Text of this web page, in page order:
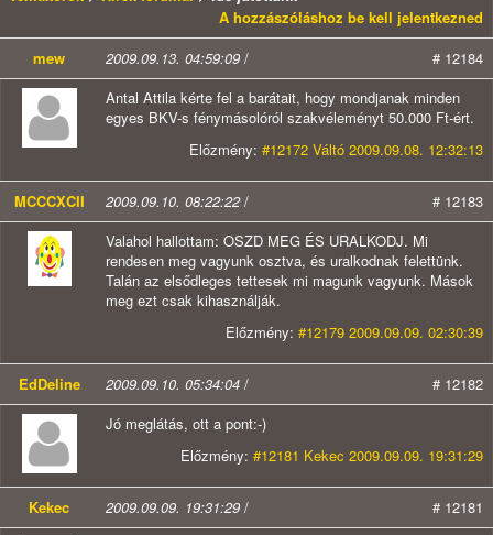
A hozzászóláshoz be kell jelentkezned
mew
2009.09.13. 04:59:09 /
# 12184
Antal Attila kérte fel a barátait, hogy mondjanak minden
egyes BKV-s fénymásolóról szakvéleményt 50.000 Ft-ért.
Előzmény: #12172 Váltó 2009.09.08. 12:32:13
MCCCXCII 2009.09.10. 08:22:22/
# 12183
Valahol hallottam: OSZD MEG ÉS URALKODJ. Mi
rendesen meg vagyunk osztva, és uralkodnak felettünk.
Talán az elsődleges tettesek mi magunk vagyunk. Mások
meg ezt csak kihasználják.
Előzmény: #12179 2009.09.09. 02:30:39
EdDeline 2009.09.10. 05:34:04 /
# 12182
Jó meglátás, ott a pont:-)
Előzmény: #12181 Kekec 2009.09.09. 19:31:29
Kekec 2009.09.09. 19:31:29 /
# 12181